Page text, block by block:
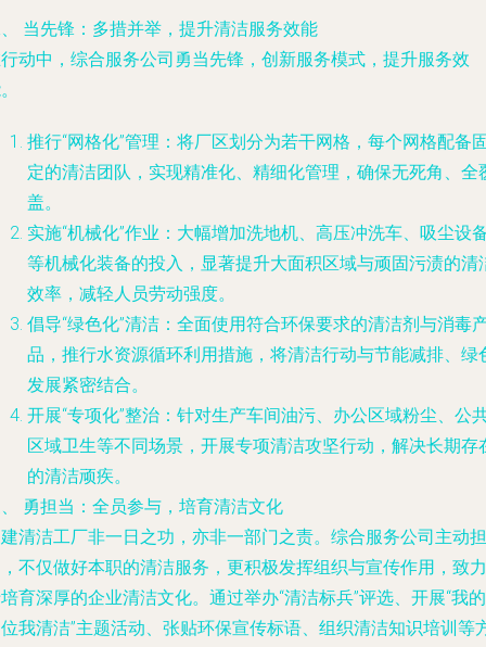
当先锋：多措并举，提升清洁服务效能
动中，综合服务公司勇当先锋，创新服务模式，提升服务效
推行“网格化”管理：将厂区划分为若干网格，每个网格配备
定的清洁团队，实现精准化、精细化管理，确保无死角、全
盖。
实施“机械化”作业：大幅增加洗地机、高压冲洗车、吸尘设
等机械化装备的投入，显著提升大面积区域与顽固污渍的清
效率，减轻人员劳动强度。
倡导“绿色化”清洁：全面使用符合环保要求的清洁剂与消毒
品，推行水资源循环利用措施，将清洁行动与节能减排、绿
发展紧密结合。
开展“专项化”整治：针对生产车间油污、办公区域粉尘、公
区域卫生等不同场景，开展专项清洁攻坚行动，解决长期存
的清洁顽疾。
勇担当：全员参与，培育清洁文化
清洁工厂非一日之功，亦非一部门之责。综合服务公司主动担
不仅做好本职的清洁服务，更积极发挥组织与宣传作用，致力
育深厚的企业清洁文化。通过举办“清洁标兵”评选、开展“我的
我清洁”主题活动、张贴环保宣传标语、组织清洁知识培训等